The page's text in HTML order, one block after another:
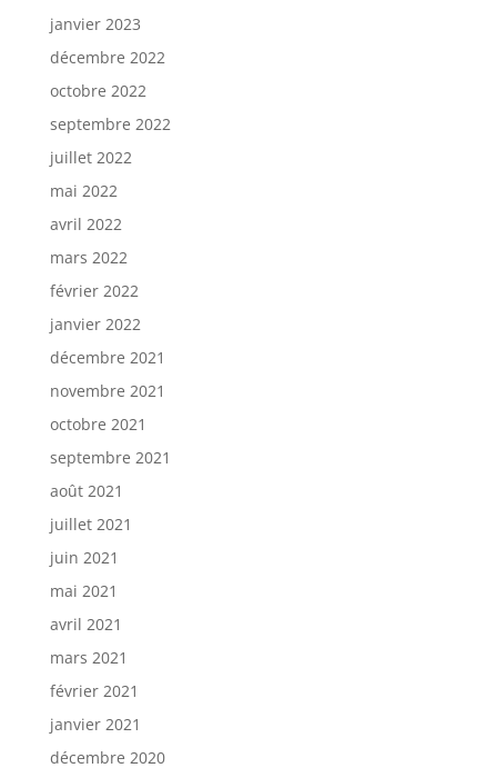
janvier 2023
décembre 2022
octobre 2022
septembre 2022
juillet 2022
mai 2022
avril 2022
mars 2022
février 2022
janvier 2022
décembre 2021
novembre 2021
octobre 2021
septembre 2021
août 2021
juillet 2021
juin 2021
mai 2021
avril 2021
mars 2021
février 2021
janvier 2021
décembre 2020